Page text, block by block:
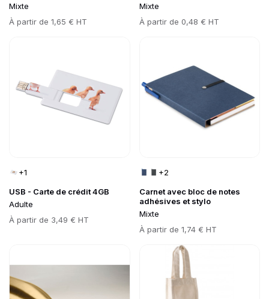
Mixte
Prix
À partir de 1,65 € HT
Mixte
Prix
À partir de 0,48 € HT
USB - Carte de crédit 4GB
Adulte
Prix
À partir de 3,49 € HT
+1
Carnet avec bloc de notes
adhésives et stylo
Mixte
Prix
À partir de 1,74 € HT
+2
Go to product page